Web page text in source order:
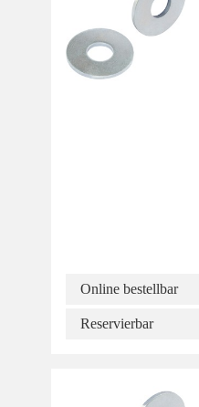
Online bestellbar
Reservierbar